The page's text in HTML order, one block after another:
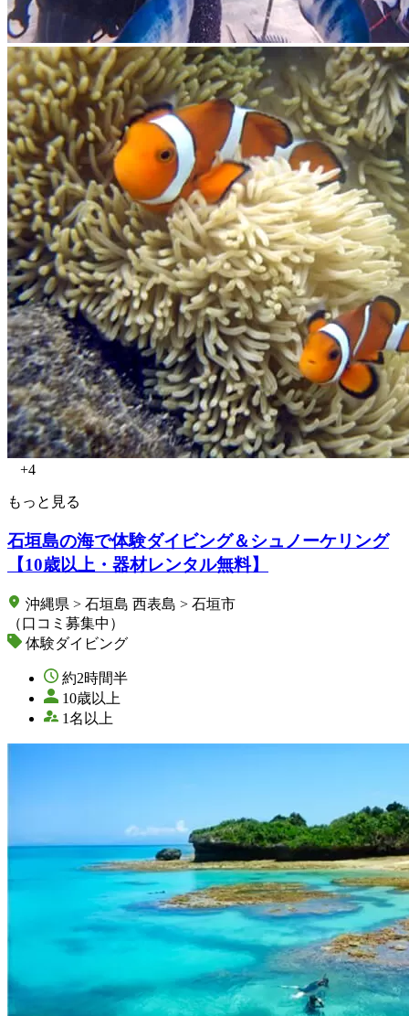
+4
もっと見る
石垣島の海で体験ダイビング＆シュノーケリング
【10歳以上・器材レンタル無料】
沖縄県 > 石垣島 西表島 > 石垣市
（口コミ募集中）
体験ダイビング
約2時間半
10歳以上
1名以上